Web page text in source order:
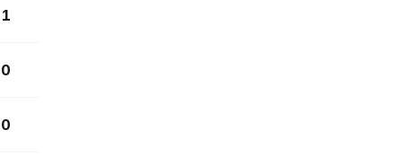
1
0
0